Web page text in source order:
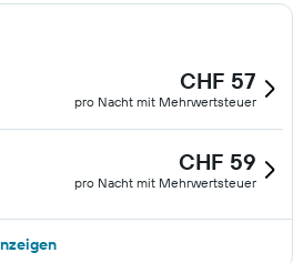
CHF 57
pro Nacht mit Mehrwertsteuer
CHF 59
pro Nacht mit Mehrwertsteuer